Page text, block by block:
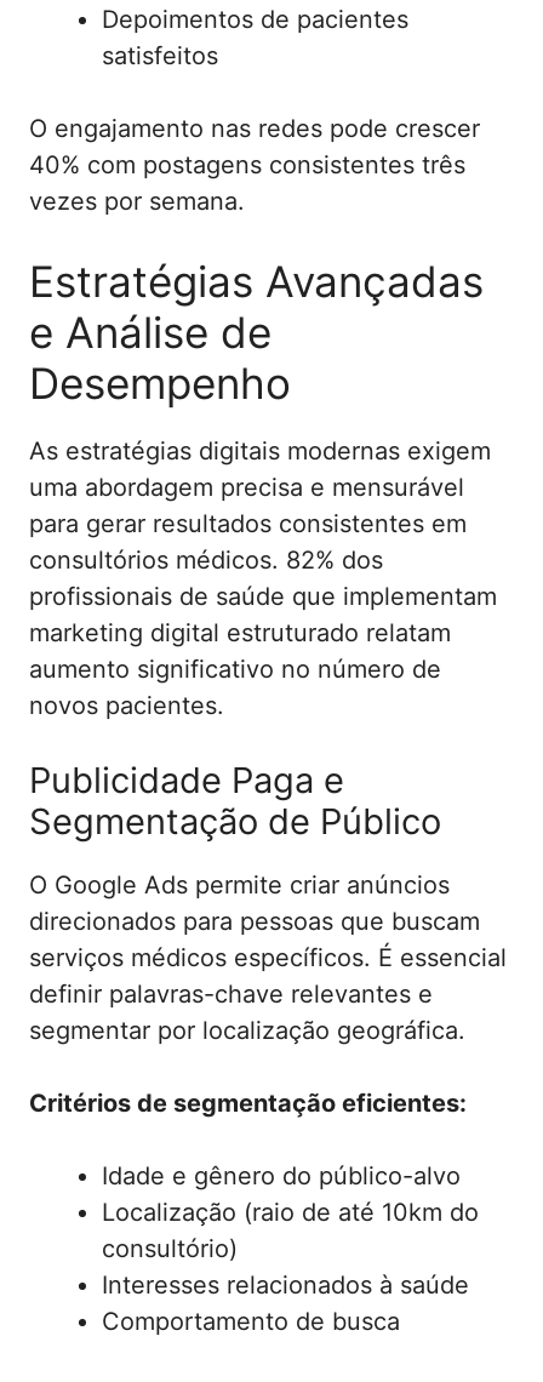
Depoimentos de pacientes
satisfeitos
O engajamento nas redes pode crescer
40% com postagens consistentes três
vezes por semana.
Estratégias Avançadas
e Análise de
Desempenho
As estratégias digitais modernas exigem
uma abordagem precisa e mensurável
para gerar resultados consistentes em
consultórios médicos. 82% dos
profissionais de saúde que implementam
marketing digital estruturado relatam
aumento significativo no número de
novos pacientes.
Publicidade Paga e
Segmentação de Público
O Google Ads permite criar anúncios
direcionados para pessoas que buscam
serviços médicos específicos. É essencial
definir palavras-chave relevantes e
segmentar por localização geográfica.
Critérios de segmentação eficientes:
Idade e gênero do público-alvo
Localização (raio de até 10km do
consultório)
Interesses relacionados à saúde
Comportamento de busca